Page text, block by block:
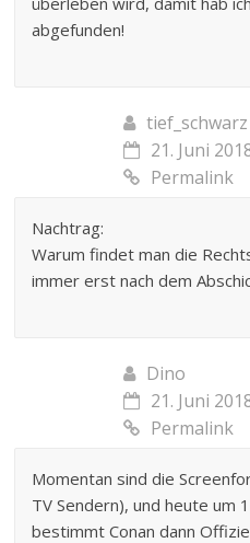
abgefunden!
tief_schwarz
21. Juni
Permalink
Nachtrag:
Warum findet man die
immer erst nach dem
Dino
21. Juni
Permalink
Momentan sind die
TV Sendern), und heute um
bestimmt Conan dann